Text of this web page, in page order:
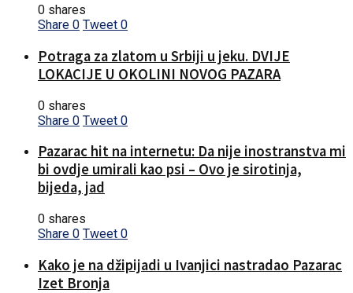
0 shares
Share 0 Tweet 0
Potraga za zlatom u Srbiji u jeku. DVIJE
LOKACIJE U OKOLINI NOVOG PAZARA
0 shares
Share 0 Tweet 0
Pazarac hit na internetu: Da nije inostranstva mi
bi ovdje umirali kao psi – Ovo je sirotinja,
bijeda, jad
0 shares
Share 0 Tweet 0
Kako je na džipijadi u Ivanjici nastradao Pazarac
Izet Bronja